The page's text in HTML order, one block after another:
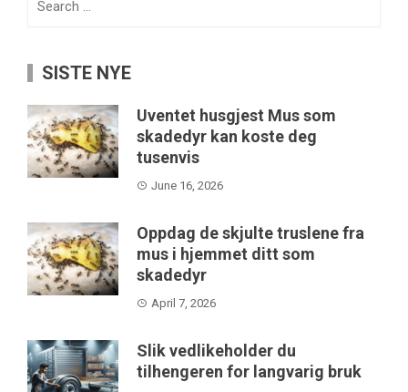
SISTE NYE
Uventet husgjest Mus som
skadedyr kan koste deg
tusenvis
June 16, 2026
Oppdag de skjulte truslene fra
mus i hjemmet ditt som
skadedyr
April 7, 2026
Slik vedlikeholder du
tilhengeren for langvarig bruk